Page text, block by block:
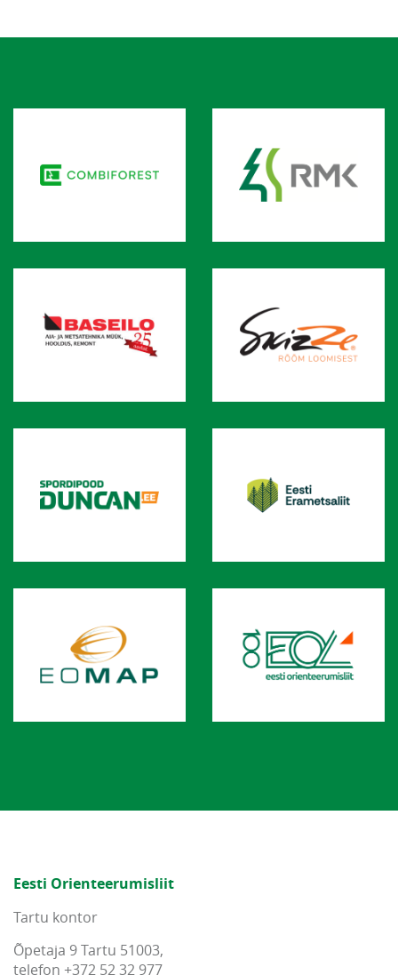
Eesti Orienteerumisliit
Tartu kontor
Õpetaja 9 Tartu 51003,
telefon +372 52 32 977